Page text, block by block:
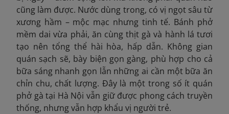
cũng làm được. Nước dùng trong, có vị ngọt sâu từ
xương hầm – mộc mạc nhưng tinh tế. Bánh phở
mềm dai vừa phải, ăn cùng thịt gà và hành lá tươi
tạo nên tổng thể hài hòa, hấp dẫn. Không gian
quán sạch sẽ, bày biện gọn gàng, phù hợp cho cả
bữa sáng nhanh gọn lẫn những ai cần một bữa ăn
chỉn chu, chất lượng. Đây là một trong số ít quán
phở gà tại Hà Nội vẫn giữ được phong cách truyền
thống, nhưng vẫn hợp khẩu vị người trẻ.